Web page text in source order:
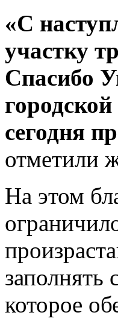
«С
участку
Спасибо
сегодня
отметили
На этом
заполнять
которое